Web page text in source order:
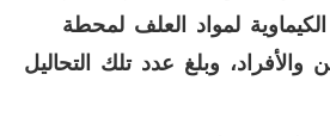
لمواد العلف لمحطة
والأفراد، وبلغ عدد تلك التحاليل